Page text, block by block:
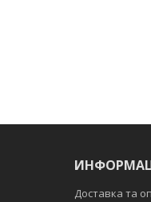
Доставка та